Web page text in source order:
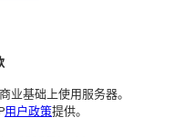
业基础上使用服务器。
用户政策提供。